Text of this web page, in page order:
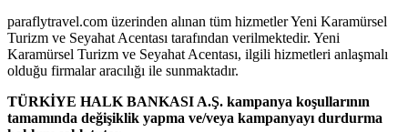
paraflytravel.com üzerinden alınan tüm hizmetler Yeni Karamürsel
Turizm ve Seyahat Acentası tarafından verilmektedir. Yeni
Karamürsel Turizm ve Seyahat Acentası, ilgili hizmetleri anlaşmalı
olduğu firmalar aracılığı ile sunmaktadır.
TÜRKİYE HALK BANKASI A.Ş. kampanya koşullarının
tamamında değişiklik yapma ve/veya kampanyayı durdurma